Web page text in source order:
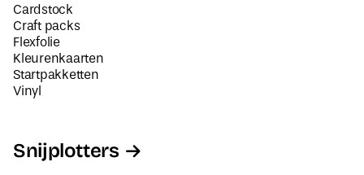
Cardstock
Craft packs
Flexfolie
Kleurenkaarten
Startpakketten
Vinyl
Snijplotters